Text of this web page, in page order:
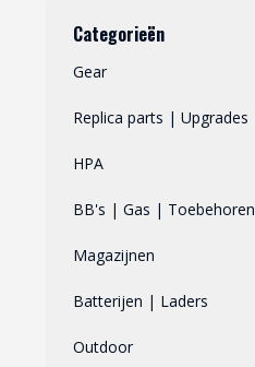
Categorieën
Gear
Replica parts | Upgrades
HPA
BB's | Gas | Toebehoren
Magazijnen
Batterijen | Laders
Outdoor